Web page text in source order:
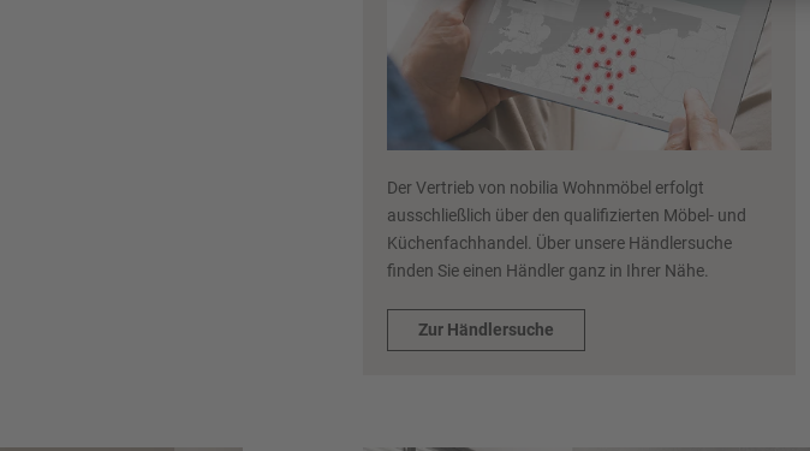
Der Vertrieb von nobilia Wohnmöbel erfolgt
ausschließlich über den qualifizierten Möbel- und
Küchenfachhandel. Über unsere Händlersuche
finden Sie einen Händler ganz in Ihrer Nähe.
Zur Händlersuche